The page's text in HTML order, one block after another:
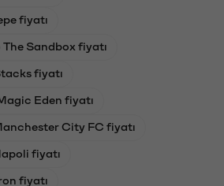
fiyatı
The Sandbox fiyatı
fiyatı
Eden fiyatı
City FC fiyatı
fiyatı
fiyatı